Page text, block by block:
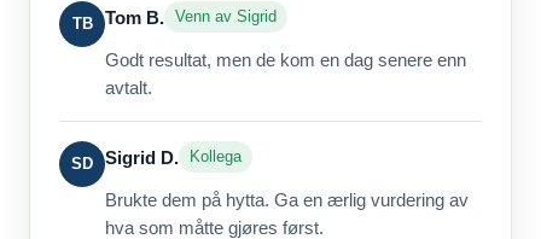
TB Tom B. Venn av Sigrid
Godt resultat, men de kom en dag senere enn
avtalt.
SD Sigrid D. Kollega
Brukte dem på hytta. Ga en ærlig vurdering av
hva som måtte gjøres først.